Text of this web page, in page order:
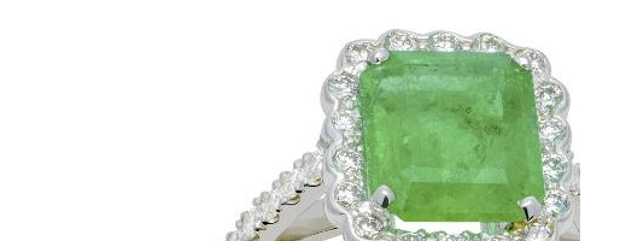
est réalisée dans notre atelier, selon les
méthodes traditionnelles de la joaillerie
française. Or-Gemmes 127, rue du Temple 75003